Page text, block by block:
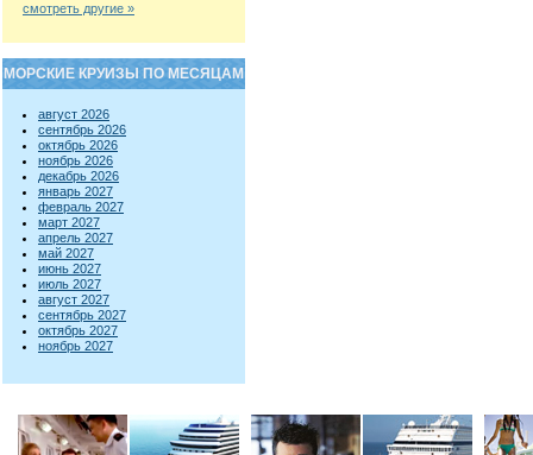
смотреть другие »
МОРСКИЕ КРУИЗЫ ПО МЕСЯЦАМ
август 2026
сентябрь 2026
октябрь 2026
ноябрь 2026
декабрь 2026
январь 2027
февраль 2027
март 2027
апрель 2027
май 2027
июнь 2027
июль 2027
август 2027
сентябрь 2027
октябрь 2027
ноябрь 2027